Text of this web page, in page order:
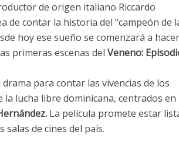
de origen italiano Riccardo
de contar la historia del “campeón de
hoy ese sueño se comenzará a hacer
primeras escenas del Veneno:
para contar las vivencias de los
lucha libre dominicana, centrados en
La película promete estar
salas de cines del país.